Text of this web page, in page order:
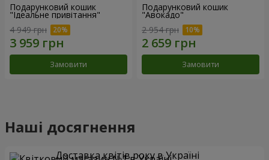
Подарунковий кошик
"Ідеальне привітання"
4 949 грн
Замовити
Подарунковий кошик
"Авокадо"
2 954 грн
Замовити
Наші досягнення
Доставка квітів року в Україні